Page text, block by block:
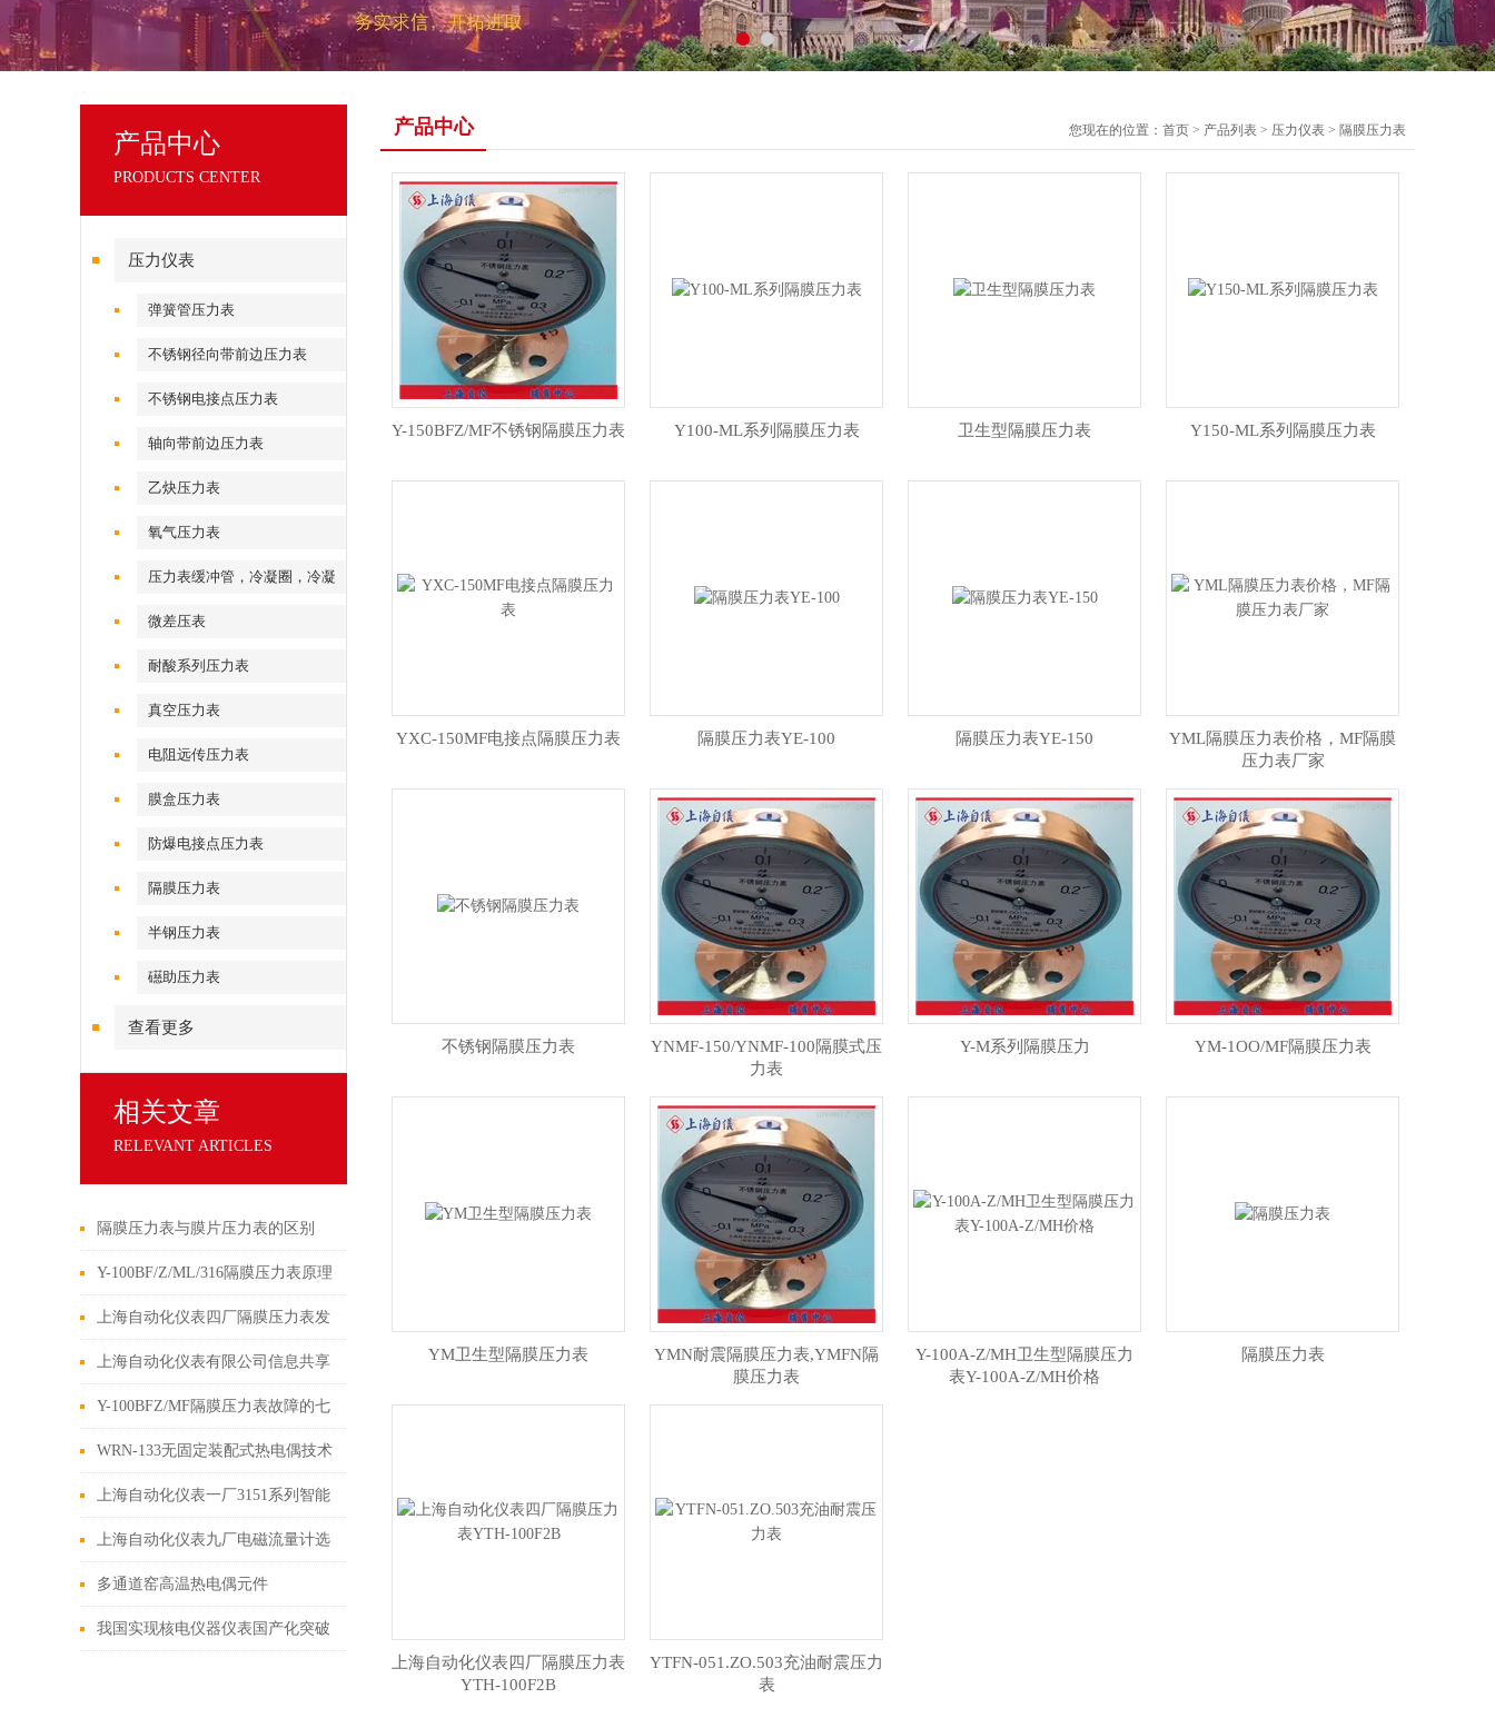
产品中心
PRODUCTS CENTER
压力仪表
弹簧管压力表
不锈钢径向带前边压力表
不锈钢电接点压力表
轴向带前边压力表
乙炔压力表
氧气压力表
压力表缓冲管，冷凝圈，冷凝
弯
微差压表
耐酸系列压力表
真空压力表
电阻远传压力表
膜盒压力表
防爆电接点压力表
隔膜压力表
半钢压力表
礠助压力表
查看更多
相关文章
RELEVANT ARTICLES
隔膜压力表与膜片压力表的区别
Y-100BF/Z/ML/316隔膜压力表原理
与构造
上海自动化仪表四厂隔膜压力表发
挥重要作用
上海自动化仪表有限公司信息共享
下，上仪四厂隔膜压力表该如何
做？
Y-100BFZ/MF隔膜压力表故障的七
种原因分析及其有效处理措施
WRN-133无固定装配式热电偶技术
特点
上海自动化仪表一厂3151系列智能
压力变送器作为一种高精度
上海自动化仪表九厂电磁流量计选
择安装场所需要注意的问题
多通道窑高温热电偶元件
我国实现核电仪器仪表国产化突破
产品中心 您现在的位置： 首页 > 产品列表 > 压力仪表 > 隔膜压力表
Y-150BFZ/MF不锈钢隔膜压力表 Y100-ML系列隔膜压力表 卫生型隔膜压力表 Y150-ML系列隔膜压力表
YXC-150MF电接点隔膜压力表 隔膜压力表YE-100 隔膜压力表YE-150
YML隔膜压力表价格，MF隔膜
压力表厂家
不锈钢隔膜压力表
YNMF-150/YNMF-100隔膜式压
力表
Y-M系列隔膜压力 YM-1OO/MF隔膜压力表
YM卫生型隔膜压力表
YMN耐震隔膜压力表,YMFN隔
膜压力表
Y-100A-Z/MH卫生型隔膜压力
表Y-100A-Z/MH价格
隔膜压力表
上海自动化仪表四厂隔膜压力表
YTH-100F2B
YTFN-051.ZO.503充油耐震压力
表